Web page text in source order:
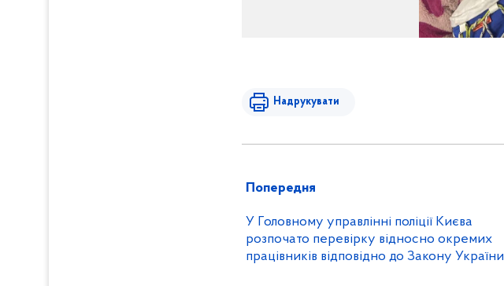
Надрукувати
Попередня
У Головному управлінні поліції Києва
розпочато перевірку відносно окремих
працівників відповідно до Закону України